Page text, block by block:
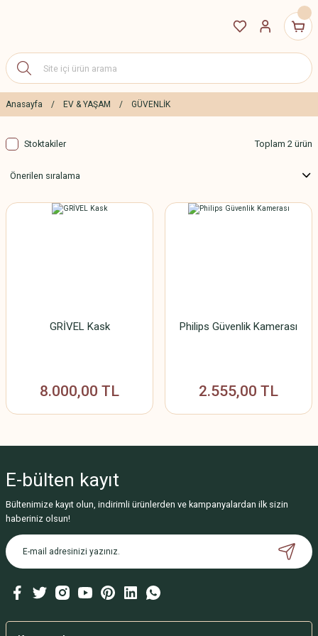
Anasayfa EV & YAŞAM GÜVENLİK
Stoktakiler Toplam 2 ürün
GRİVEL Kask
8.000,00 TL
Philips Güvenlik Kamerası
2.555,00 TL
E-bülten kayıt
Bültenimize kayıt olun, indirimli ürünlerden ve kampanyalardan ilk sizin
haberiniz olsun!